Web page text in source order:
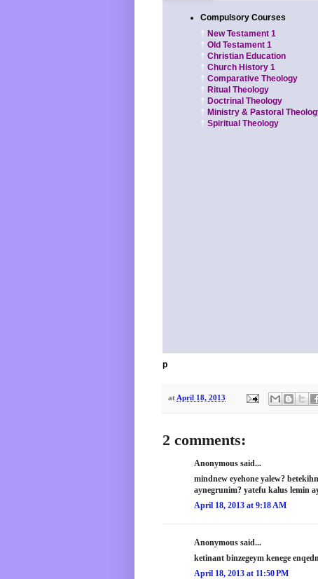
Compulsory Courses
† New Testament 1
† Old Testament 1
† Christian Education
† Church History 1
† Comparative Theology
† Ritual Theology
† Doctrinal Theology
† Ministry & Pastoral
† Spiritual Theology
p
at April 18, 2013
2 comments:
Anonymous said...
mindnew eyehone yalew?
aynegrunim? yatefu kalus lemin
April 18, 2013 at 9:18 AM
Anonymous said...
ketinant binzegeym kenege
April 18, 2013 at 11:50 PM